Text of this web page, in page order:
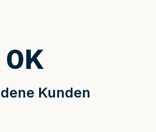
Kunden
0K